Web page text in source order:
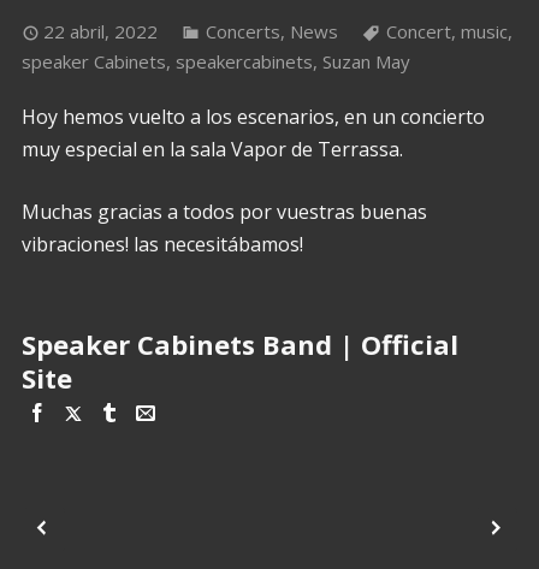
22 abril, 2022 Concerts, News Concert, music,
speaker Cabinets, speakercabinets, Suzan May
Hoy hemos vuelto a los escenarios, en un concierto
muy especial en la sala Vapor de Terrassa.
Muchas gracias a todos por vuestras buenas
vibraciones! las necesitábamos!
Speaker Cabinets Band | Official
Site